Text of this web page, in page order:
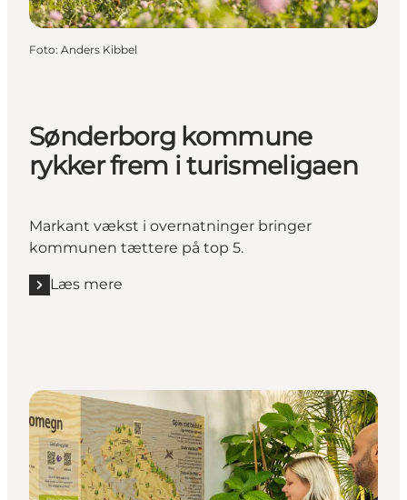
Foto: Anders Kibbel
Sønderborg kommune
rykker frem i turismeligaen
Markant vækst i overnatninger bringer
kommunen tættere på top 5.
Læs mere